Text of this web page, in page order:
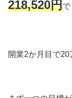
218,520円で
開業2か月目で20